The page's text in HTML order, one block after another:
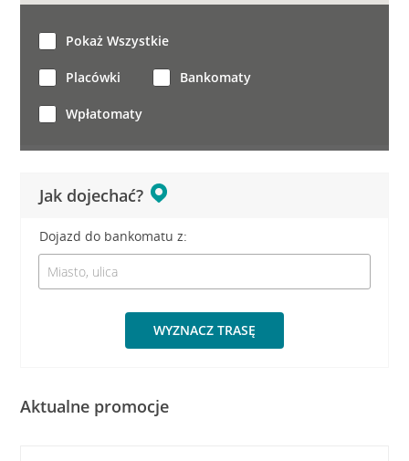
Jak dojechać?
Dojazd do bankomatu z:
WYZNACZ TRASĘ
Pokaż Wszystkie
Placówki Bankomaty
Wpłatomaty
Aktualne promocje